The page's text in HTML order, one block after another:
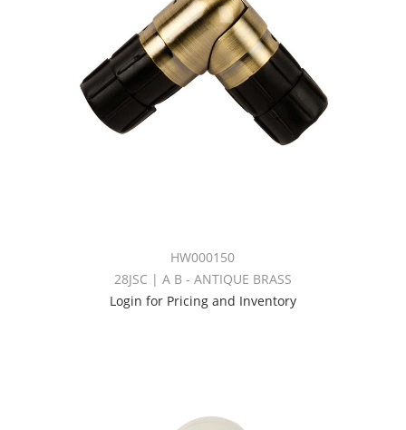
HW000150
28JSC | A B - ANTIQUE BRASS
Login for Pricing and Inventory